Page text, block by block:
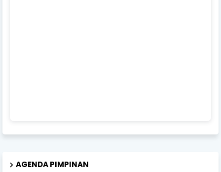
AGENDA PIMPINAN